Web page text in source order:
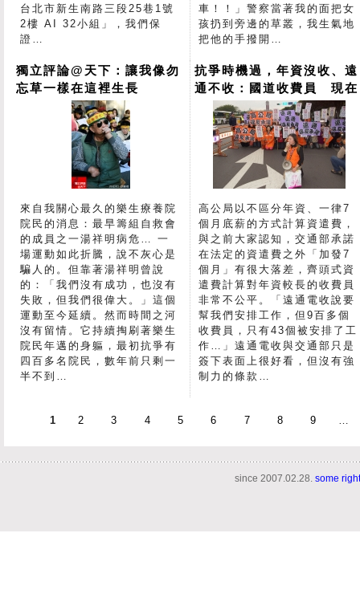
台北市新生南路三段25巷1號
2樓 AI 32小組」，我們保
證…
車！！」警察當著我的面把女
孩扔到旁邊的草叢，我生氣地
把他的手撥開…
獨立評論@天下：讓我像勿
忘草一樣在這裡生長
來自我關心最久的樂生療養院
院民的消息：最早籌組自救會
的成員之一湯祥明病危… 一
場運動如此折騰，說不灰心是
騙人的。但靠著湯祥明曾說
的：「我們沒有成功，也沒有
失敗，但我們很偉大。」這個
運動至今延續。然而時間之河
沒有留情。它持續掏刷著樂生
院民年邁的身軀，最初抗爭有
四百多名院民，數年前只剩一
半不到…
抗爭時機過，年資沒收、遠
通不收：國道收費員 現在
碰上什麼問題？
高公局以不區分年資、一律7
個月底薪的方式計算資遣費，
與之前大家認知，交通部承諾
在法定的資遣費之外「加發7
個月」有很大落差，齊頭式資
遣費計算對年資較長的收費員
非常不公平。「遠通電收說要
幫我們安排工作，但9百多個
收費員，只有43個被安排了工
作…」遠通電收與交通部只是
簽下表面上很好看，但沒有強
制力的條款…
1 2 3 4 5 6 7 8 9
since 2007.02.28. some